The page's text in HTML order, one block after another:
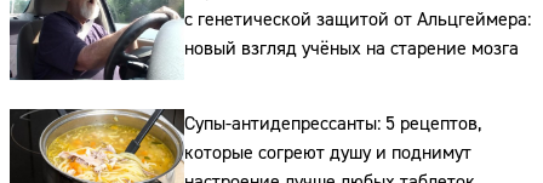
с генетической защитой от Альцгеймера:
новый взгляд учёных на старение мозга
Супы-антидепрессанты: 5 рецептов,
которые согреют душу и поднимут